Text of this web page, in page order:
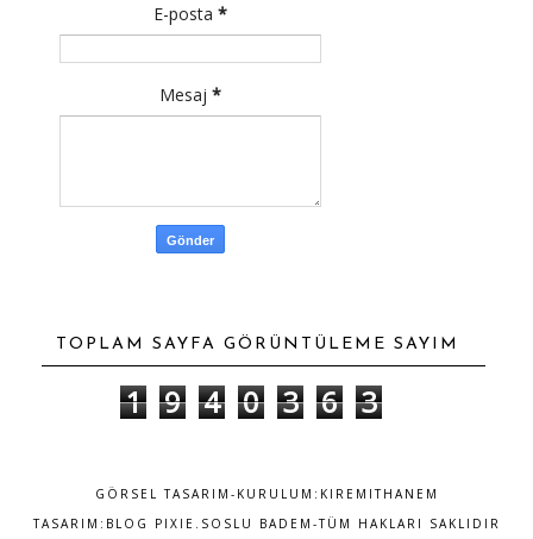
E-posta *
Mesaj *
TOPLAM SAYFA GÖRÜNTÜLEME SAYIM
1 9 4 0 3 6 3
GÖRSEL TASARIM-KURULUM: KIREMITHANEM
TASARIM: BLOG PIXIE .SOSLU BADEM-TÜM HAKLARI SAKLIDIR